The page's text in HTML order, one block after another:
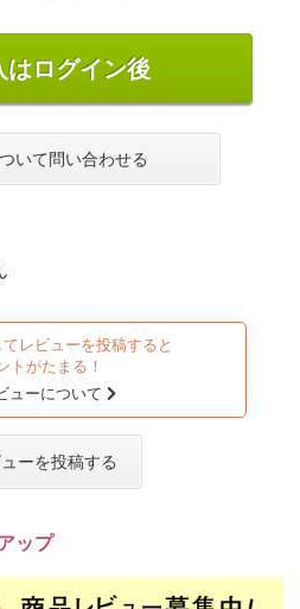
はログイン後
いて問い合わせる
てレビューを投稿すると
トがたまる！
ューについて
ーを投稿する
ップ